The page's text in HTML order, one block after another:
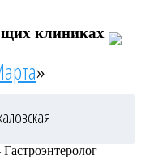
клиниках
»